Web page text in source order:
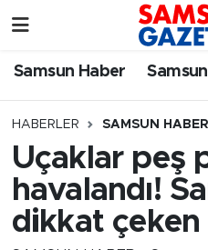
Samsun Haber
HABERLER SAMSUN HABER
Uçaklar peş
havalandı!
dikkat
Samsun Haber
Samsun Rehberi
Resmi İlanlar
Samsun Nöbetçi
SAMSUN Namaz
Samsun Trafik